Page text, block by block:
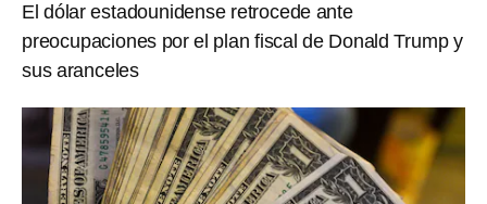
El dólar estadounidense retrocede ante
preocupaciones por el plan fiscal de Donald Trump y
sus aranceles